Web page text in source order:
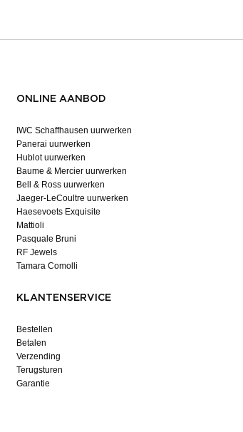
ONLINE AANBOD
IWC Schaffhausen uurwerken
Panerai uurwerken
Hublot uurwerken
Baume & Mercier uurwerken
Bell & Ross uurwerken
Jaeger-LeCoultre uurwerken
Haesevoets Exquisite
Mattioli
Pasquale Bruni
RF Jewels
Tamara Comolli
KLANTENSERVICE
Bestellen
Betalen
Verzending
Terugsturen
Garantie